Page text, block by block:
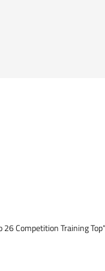
26 Competition Training Top“